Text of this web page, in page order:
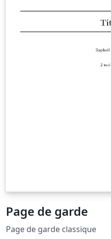
extent, (easily) customizable.
Page de garde
Page de garde classique